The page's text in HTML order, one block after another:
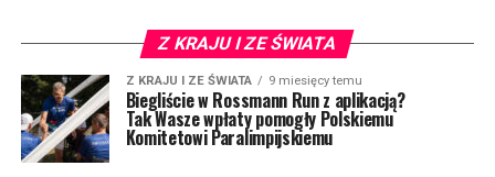
Z KRAJU I ZE ŚWIATA
Z KRAJU I ZE ŚWIATA 9 miesięcy temu
Biegliście w Rossmann Run z aplikacją?
Tak Wasze wpłaty pomogły Polskiemu
Komitetowi Paralimpijskiemu